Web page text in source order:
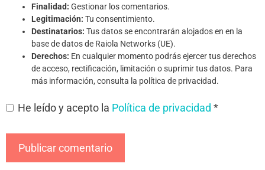
Finalidad:Gestionar los comentarios.
Legitimación: Tu consentimiento.
Destinatarios: Tus datos se encontrarán alojados en en la
base de datos de Raiola Networks (UE).
Derechos: En cualquier momento podrás ejercer tus derechos
de acceso, rectificación, limitación o suprimir tus datos. Para
más información, consulta la política de privacidad.
He leído y acepto la Política de privacidad *